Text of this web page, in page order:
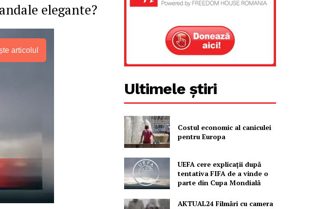
elegante?
articolul
Ultimele știri
Costul economic al caniculei
pentru Europa
UEFA cere explicații după
tentativa FIFA de a vinde o
parte din Cupa Mondială
AKTUAL24 Filmări cu camera